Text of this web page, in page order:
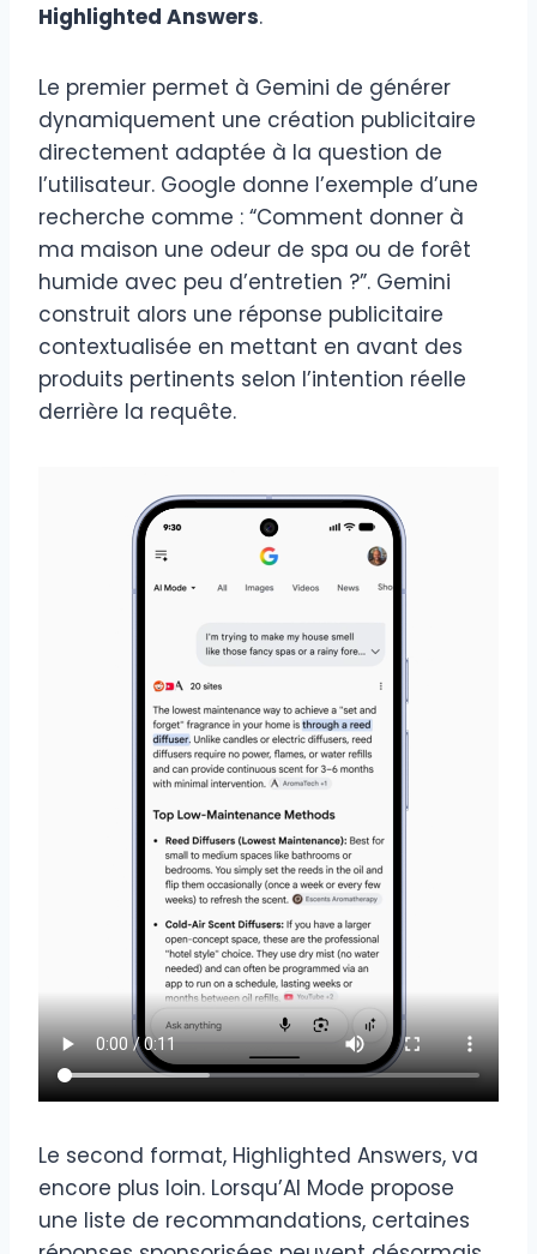
Highlighted Answers.
Le premier permet à Gemini de générer
dynamiquement une création publicitaire
directement adaptée à la question de
l’utilisateur. Google donne l’exemple d’une
recherche comme : “Comment donner à
ma maison une odeur de spa ou de forêt
humide avec peu d’entretien ?”. Gemini
construit alors une réponse publicitaire
contextualisée en mettant en avant des
produits pertinents selon l’intention réelle
derrière la requête.
Le second format, Highlighted Answers, va
encore plus loin. Lorsqu’AI Mode propose
une liste de recommandations, certaines